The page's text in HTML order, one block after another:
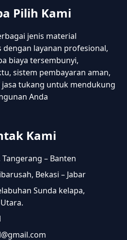
Pilih Kami
jenis material
layanan profesional,
biaya tersembunyi,
sistem pembayaran aman,
tukang untuk mendukung
Anda
Kami
Tangerang – Banten
Bekasi – Jabar
Sunda kelapa,